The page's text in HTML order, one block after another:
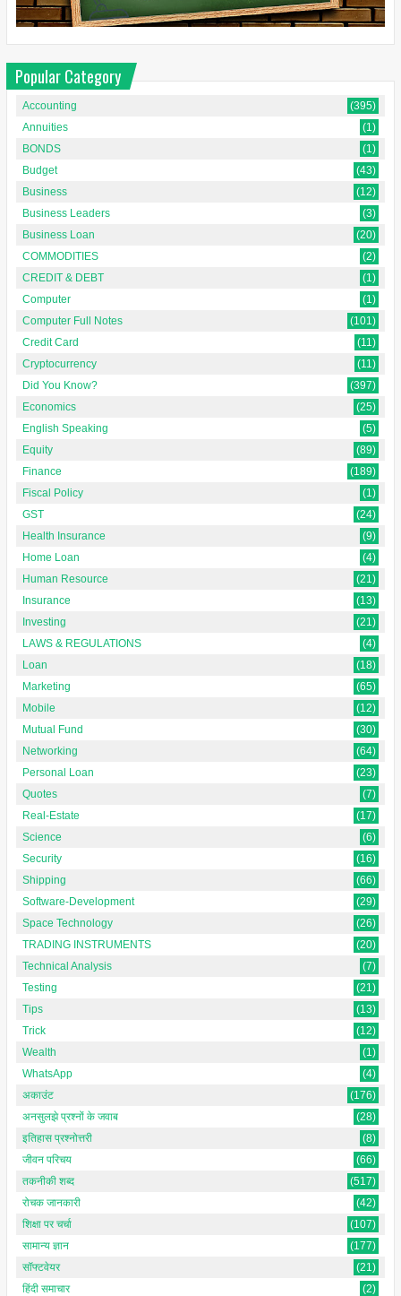
Popular Category
Accounting
(395)
Annuities
(1)
BONDS
(1)
Budget
(43)
Business
(12)
Business Leaders
(3)
Business Loan
(20)
COMMODITIES
(2)
CREDIT & DEBT
(1)
Computer
(1)
Computer Full Notes
(101)
Credit Card
(11)
Cryptocurrency
(11)
Did You Know?
(397)
Economics
(25)
English Speaking
(5)
Equity
(89)
Finance
(189)
Fiscal Policy
(1)
GST
(24)
Health Insurance
(9)
Home Loan
(4)
Human Resource
(21)
Insurance
(13)
Investing
(21)
LAWS & REGULATIONS
(4)
Loan
(18)
Marketing
(65)
Mobile
(12)
Mutual Fund
(30)
Networking
(64)
Personal Loan
(23)
Quotes
(7)
Real-Estate
(17)
Science
(6)
Security
(16)
Shipping
(66)
Software-Development
(29)
Space Technology
(26)
TRADING INSTRUMENTS
(20)
Technical Analysis
(7)
Testing
(21)
Tips
(13)
Trick
(12)
Wealth
(1)
WhatsApp
(4)
अकाउंट
(176)
अनसुलझे प्रश्नों के जवाब
(28)
इतिहास प्रश्नोत्तरी
(8)
जीवन परिचय
(66)
तकनीकी शब्द
(517)
रोचक जानकारी
(42)
शिक्षा पर चर्चा
(107)
सामान्य ज्ञान
(177)
सॉफ्टवेयर
(21)
हिंदी समाचार
(2)